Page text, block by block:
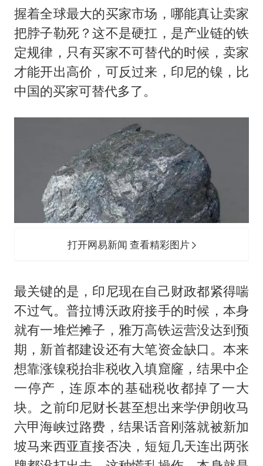
握着全球最大的买家市场，哪能真让卖家
把脖子勒死？这不是硬扛，是产业链的铁
定规律，只有买家不可替代的时候，卖家
才能开出高价，可反过来，印尼的镍，比
中国的买家可替代多了。
打开网易新闻 查看精彩图片
最关键的是，印尼现在自己财政都紧得喘
不过气。普拉博沃政府接手的时候，本身
就有一堆烂摊子，雅万高铁运营没达到预
期，新首都建设还有大笔资金缺口。本来
想靠涨镍税抬非税收入填窟窿，结果中企
一停产，连原本的基础税收都掉了一大
块。之前印尼财长甚至想出来学伊朗收马
六甲海峡过路费，结果话音刚落就被新加
坡马来西亚直接否决，短短几天连出两张